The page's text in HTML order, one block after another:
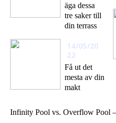
äga dessa
tre saker till
din terrass
14/05/20
22
Få ut det
mesta av din
makt
Infinity Pool vs. Overflow Pool